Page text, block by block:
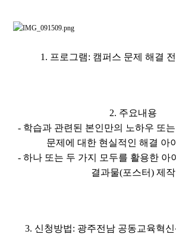
1. 프로그램: 캠퍼스 문제 해결
2. 주요내용
- 학습과 관련된 본인만의 노하우 또
문제에 대한 현실적인 해결 아
- 하나 또는 두 가지 모두를 활용한 아
결과물(포스터) 제작
3. 신청방법: 광주전남 공동교육혁